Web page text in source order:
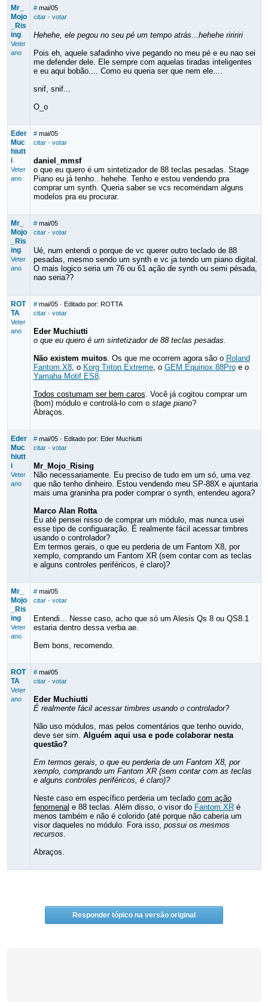
Mr_
Mojo
_Ris
ing
Veter
ano
# mai/05
citar· votar
Hehehe, ele pegou no seu pé um tempo atrás...hehehe riririri
Pois eh, aquele safadinho vive pegando no meu pé e eu nao sei
me defender dele. Ele sempre com aquelas tiradas inteligentes
e eu aqui bobão.... Como eu queria ser que nem ele....
snif, snif...
O_o
Eder
Muc
hiutt
i
Veter
ano
# mai/05
citar· votar
daniel_mmsf
o que eu quero é um sintetizador de 88 teclas pesadas. Stage
Piano eu já tenho.. hehehe. Tenho e estou vendendo pra
comprar um synth. Queria saber se vcs recomendam alguns
modelos pra eu procurar.
Mr_
Mojo
_Ris
ing
Veter
ano
# mai/05
citar· votar
Ué, num entendi o porque de vc querer outro teclado de 88
pesadas, mesmo sendo um synth e vc ja tendo um piano digital.
O mais logico seria um 76 ou 61 ação de synth ou semi pésada,
nao seria??
ROT
TA
Veter
ano
# mai/05· Editado por: ROTTA
citar· votar
Eder Muchiutti
o que eu quero é um sintetizador de 88 teclas pesadas.
Não existem muitos. Os que me ocorrem agora são o Roland
Fantom X8, o Korg Triton Extreme, o GEM Equinox 88Proe o
Yamaha Motif ES8.
Todos costumam ser bem caros. Você já cogitou comprar um
(bom) módulo e controlá-lo com o stage piano?
Abraços.
Eder
Muc
hiutt
i
Veter
ano
# mai/05· Editado por: Eder Muchiutti
citar· votar
Mr_Mojo_Rising
Não necessariamente. Eu preciso de tudo em um só, uma vez
que não tenho dinheiro. Estou vendendo meu SP-88X e ajuntaria
mais uma graninha pra poder comprar o synth, entendeu agora?
Marco Alan Rotta
Eu até pensei nisso de comprar um módulo, mas nunca usei
esse tipo de configuaração. É realmente fácil acessar timbres
usando o controlador?
Em termos gerais, o que eu perderia de um Fantom X8, por
xemplo, comprando um Fantom XR (sem contar com as teclas
e alguns controles periféricos, é claro)?
Mr_
Mojo
_Ris
ing
Veter
ano
# mai/05
citar· votar
Entendi... Nesse caso, acho que só um Alesis Qs 8 ou QS8.1
estaria dentro dessa verba ae.
Bem bons, recomendo.
ROT
TA
Veter
ano
# mai/05
citar· votar
Eder Muchiutti
É realmente fácil acessar timbres usando o controlador?
Não uso módulos, mas pelos comentários que tenho ouvido,
deve ser sim. Alguém aqui usa e pode colaborar nesta
questão?
Em termos gerais, o que eu perderia de um Fantom X8, por
xemplo, comprando um Fantom XR (sem contar com as teclas
e alguns controles periféricos, é claro)?
Neste caso em específico perderia um teclado com ação
fenomenal e 88 teclas. Além disso, o visor do Fantom XRé
menos também e não é colorido (até porque não caberia um
visor daqueles no módulo. Fora isso, possui os mesmos
recursos.
Abraços.
Responder tópico na versão original